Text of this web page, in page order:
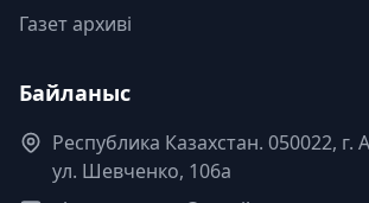
Газет архиві
Байланыс
Республика Казахстан. 050022, г.
ул. Шевченко, 106а